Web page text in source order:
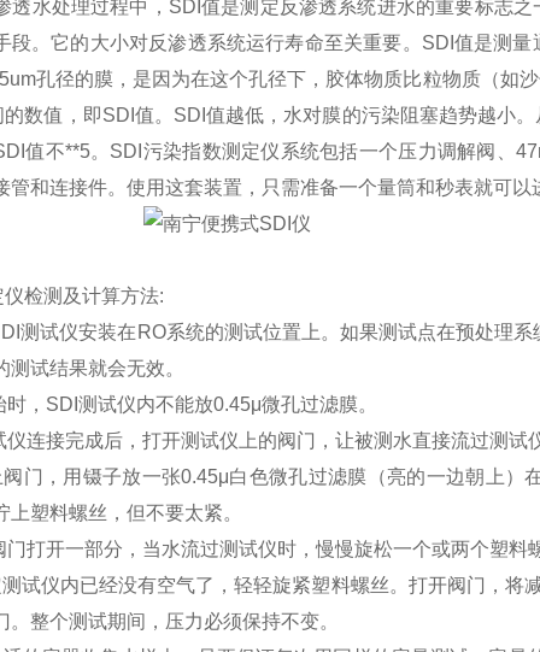
水处理过程中，SDI值是测定反渗透系统进水的重要标志之
段。它的大小对反渗透系统运行寿命至关重要。SDI值是测
孔径的膜，是因为在这个孔径下，胶体物质比粒物质（如
的数值，即SDI值。SDI值越低，水对膜的污染阻塞趋势越小
值不**5。SDI污染指数测定仪系统包括一个压力调解阀、
管和连接件。使用这套装置，只需准备一个量筒和秒表就可以
检测及计算方法:
测试仪安装在RO系统的测试位置上。如果测试点在预处理
测试结果就会无效。
时，SDI测试仪内不能放0.45μ微孔过滤膜。
仪连接完成后，打开测试仪上的阀门，让被测水直接流过测试
门，用镊子放一张0.45μ白色微孔过滤膜（亮的一边朝上）
上塑料螺丝，但不要太紧。
门打开一部分，当水流过测试仪时，慢慢旋松一个或两个塑
试仪内已经没有空气了，轻轻旋紧塑料螺丝。打开阀门，将
。整个测试期间，压力必须保持不变。